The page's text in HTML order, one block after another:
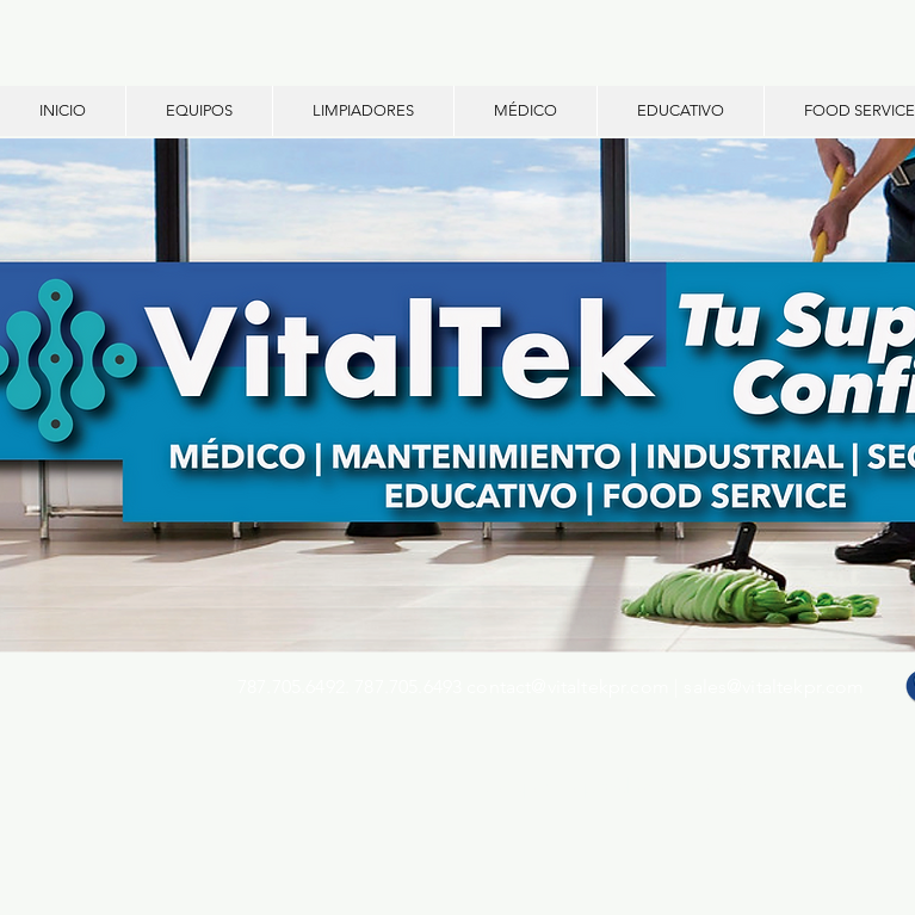
INICIO EQUIPOS LIMPIADORES MÉDICO EDUCATIVO FOOD SERVICE